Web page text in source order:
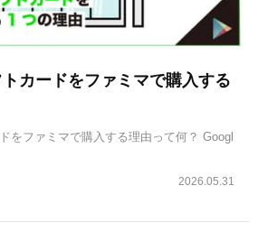
カードをファミマで購入する
をファミマで購入する理由って何？ Googl
2026.05.31